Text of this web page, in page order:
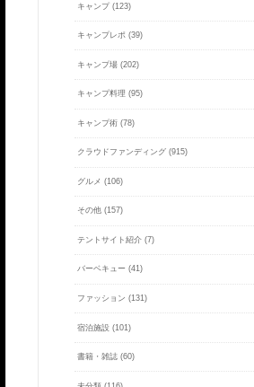
キャンプ (123)
キャンプレポ (39)
キャンプ場 (202)
キャンプ料理 (95)
キャンプ術 (78)
クラウドファンディング (915)
グルメ (106)
その他 (157)
テントサイト紹介 (7)
バーベキュー (41)
ファッション (131)
宿泊施設 (101)
書籍・雑誌 (60)